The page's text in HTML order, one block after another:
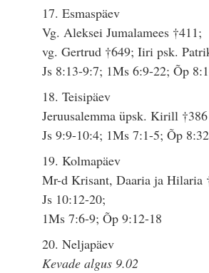
17. Esmaspäev
Vg. Aleksei Jumalamees †411;
vg. Gertrud †649; Iiri psk.
Js 8:13-9:7; 1Ms 6:9-22; Õp
18. Teisipäev
Jeruusalemma üpsk. Kirill †386
Js 9:9-10:4; 1Ms 7:1-5; Õp
19. Kolmapäev
Mr-d Krisant, Daaria ja Hilaria
Js 10:12-20;
1Ms 7:6-9; Õp 9:12-18
20. Neljapäev
Kevade algus 9.02